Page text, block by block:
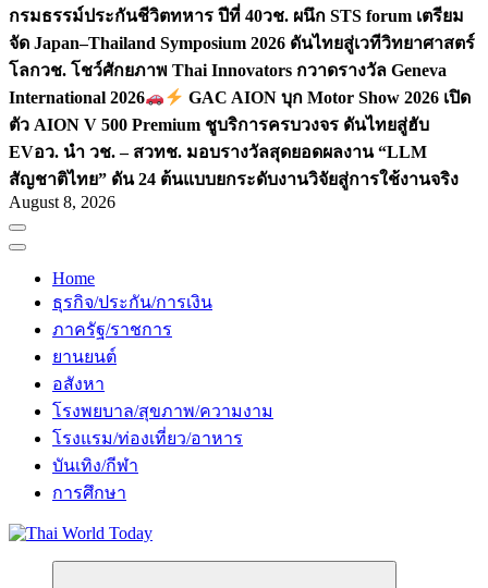
กรมธรรม์ประกันชีวิตทหาร ปีที่ 40วช. ผนึก STS forum เตรียม
จัด Japan–Thailand Symposium 2026 ดันไทยสู่เวทีวิทยาศาสตร์
โลกวช. โชว์ศักยภาพ Thai Innovators กวาดรางวัล Geneva
International 2026
GAC AION บุก Motor Show 2026 เปิด
ตัว AION V 500 Premium ชูบริการครบวงจร ดันไทยสู่ฮับ
EVอว. นำ วช. – สวทช. มอบรางวัลสุดยอดผลงาน “LLM
สัญชาติไทย” ดัน 24 ต้นแบบยกระดับงานวิจัยสู่การใช้งานจริง
August 8, 2026
Home
ธุรกิจ/ประกัน/การเงิน
ภาครัฐ/ราชการ
ยานยนต์
อสังหา
โรงพยบาล/สุขภาพ/ความงาม
โรงแรม/ท่องเที่ยว/อาหาร
บันเทิง/กีฬา
การศึกษา